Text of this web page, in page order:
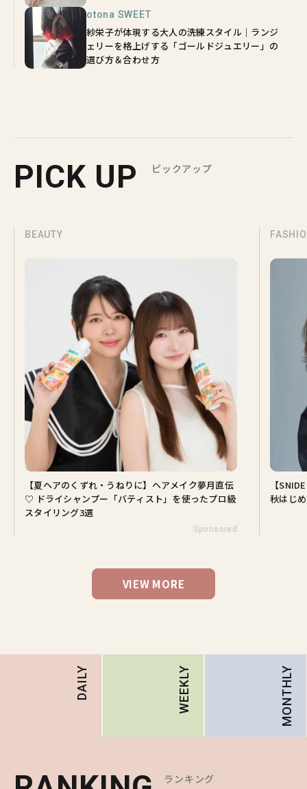
otona SWEET
紗栄子が体現する大人の洗練スタイル｜ランジ
ェリーを格上げする「ゴールドジュエリー」の
選び方＆合わせ方
PICK UP ピックアップ
BEAUTY
【夏ヘアのくずれ・うねりに】ヘアメイク夢月直伝
♡ ドライシャンプー「バティスト」を使ったプロ級
スタイリング3選
Sponsored
【
秋はじ
VIEW MORE
DAILY WEEKLY MONTHLY
ランキング
ランキング
ランキング